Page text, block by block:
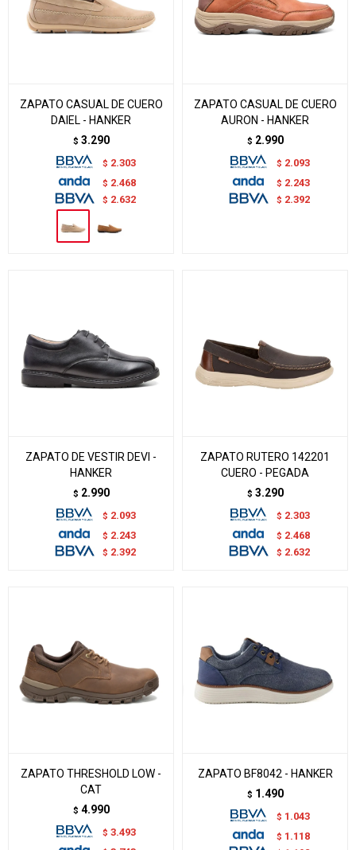
ZAPATO CASUAL DE CUERO
DAIEL - HANKER
$ 3.290
$ 2.303
$ 2.468
$ 2.632
ZAPATO CASUAL DE CUERO
AURON - HANKER
$ 2.990
$ 2.093
$ 2.243
$ 2.392
ZAPATO DE VESTIR DEVI -
HANKER
$ 2.990
$ 2.093
$ 2.243
$ 2.392
ZAPATO RUTERO 142201
CUERO - PEGADA
$ 3.290
$ 2.303
$ 2.468
$ 2.632
ZAPATO THRESHOLD LOW -
CAT
$ 4.990
$ 3.493
ZAPATO BF8042 - HANKER
$ 1.490
$ 1.043
$ 1.118